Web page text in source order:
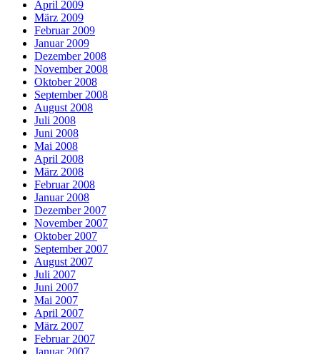
April 2009
März 2009
Februar 2009
Januar 2009
Dezember 2008
November 2008
Oktober 2008
September 2008
August 2008
Juli 2008
Juni 2008
Mai 2008
April 2008
März 2008
Februar 2008
Januar 2008
Dezember 2007
November 2007
Oktober 2007
September 2007
August 2007
Juli 2007
Juni 2007
Mai 2007
April 2007
März 2007
Februar 2007